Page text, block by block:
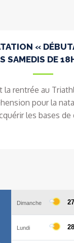
«
SAMEDIS DE
la rentrée au
pour la
les bases